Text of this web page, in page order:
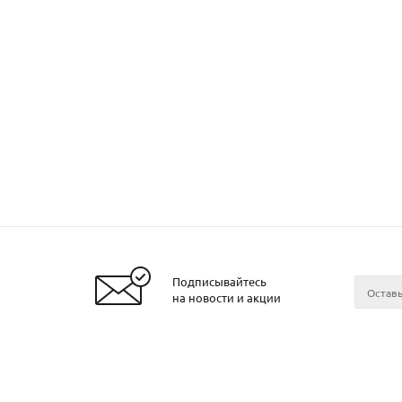
Подписывайтесь
на новости и акции
Заказать металл